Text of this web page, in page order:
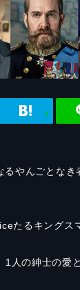
るやんごとなき
たるキングス
人の紳士の愛